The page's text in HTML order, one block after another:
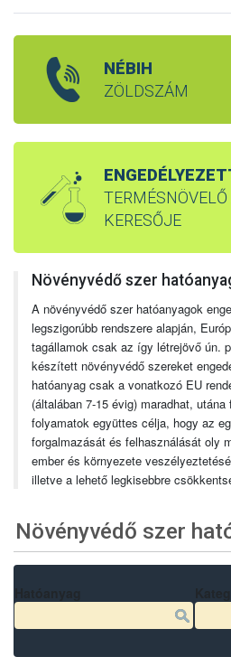
NÉBIH
ZÖLDSZÁM
KERESŐJE
Növényvédő szer
A növényvédő szer hatóanyagok
legszigorúbb rendszere alapján,
tagállamok csak az így létrejövő ún.
készített növényvédő szereket
hatóanyag csak a vonatkozó EU
(általában 7-15 évig) maradhat,
folyamatok együttes célja, hogy az
forgalmazását és felhasználását oly
ember és környezete
illetve a lehető legkisebbre
Növényvédő szer